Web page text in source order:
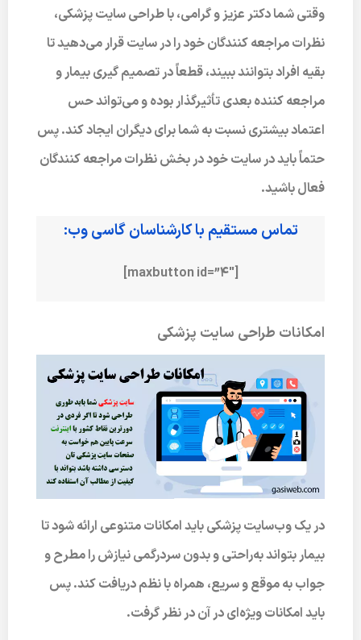
وقتی شما دکتر عزیز و گرامی، با طراحی سایت پزشکی،
نظرات مراجعه کنندگان خود را در سایت قرار می‌دهید تا
بقیه افراد بتوانند ببیند، قطعاً در تصمیم گیری بیمار و
مراجعه کننده بعدی تأثیرگذار بوده و می‌تواند حس
اعتماد بیشتری نسبت به شما برای دیگران ایجاد کند. پس
حتماً باید در سایت خود در بخش نظرات مراجعه کنندگان
فعال باشید.
تماس مستقیم با کارشناسان گاسی وب:
[maxbutton id=”4″]
امکانات طراحی سایت پزشکی
در یک وب‌سایت پزشکی باید امکانات متنوعی ارائه شود تا
بیمار بتواند به‌راحتی و بدون سردرگمی نیازش را مطرح و
جواب به موقع و سریع، همراه با نظم دریافت کند. پس
باید امکانات ویژه‌ای در آن در نظر گرفت.